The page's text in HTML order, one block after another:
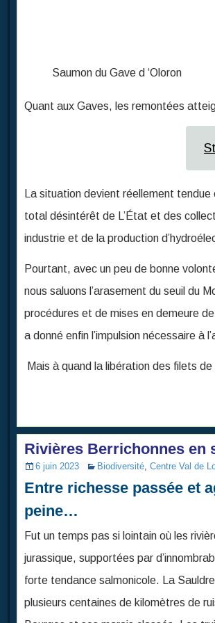
Saumon du Gave d ‘Oloron
Quant aux Gaves, les remontées
La situation devient réellement
total désintérêt de L’État et des
industrie et de la production
Pourtant, avec un peu de bonne
nous saluons l’arasement du seuil du
procédures et de mises en demeure
a donné enfin l’impulsion nécessaire à
Mais à quand la libération des filets
Rivières Berrichonnes en
6 juin 2023 Biodiversité, Centre Val de
Entre richesse passée et
peine…
Fut un temps pas si lointain où les
jurassique, supportées par
forte tendance salmonicole. La
plusieurs centaines de kilomètres de